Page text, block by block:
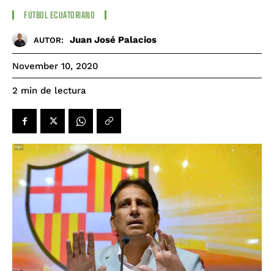
FÚTBOL ECUATORIANO
AUTOR: Juan José Palacios
November 10, 2020
2 min de lectura